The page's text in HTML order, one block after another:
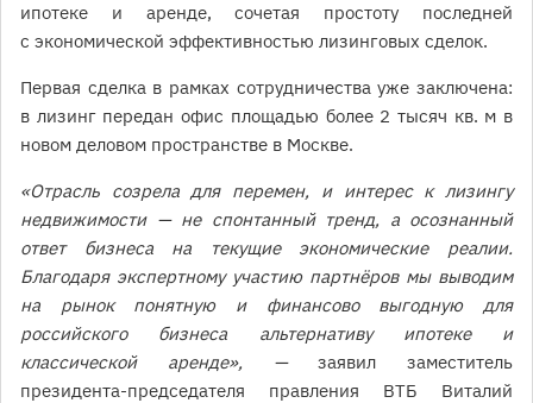
ипотеке и аренде, сочетая простоту последней
с экономической эффективностью лизинговых сделок.
Первая сделка в рамках сотрудничества уже заключена:
в лизинг передан офис площадью более 2 тысяч кв. м в
новом деловом пространстве в Москве.
«Отрасль созрела для перемен, и интерес к лизингу
недвижимости — не спонтанный тренд, а осознанный
ответ бизнеса на текущие экономические реалии.
Благодаря экспертному участию партнёров мы выводим
на рынок понятную и финансово выгодную для
российского бизнеса альтернативу ипотеке и
классической аренде», —заявил заместитель
президента-председателя правления ВТБ Виталий